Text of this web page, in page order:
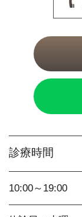
診療時間
10:00～19:00